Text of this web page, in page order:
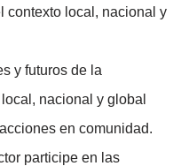
contexto local, nacional y
y futuros de la
nacional y global
en comunidad.
participe en las